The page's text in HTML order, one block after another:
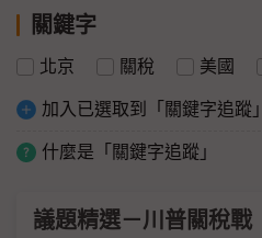
關鍵字
北京 關稅 美國
加入已選取到「關鍵字追蹤」
什麼是「關鍵字追蹤」
議題精選－川普關稅戰